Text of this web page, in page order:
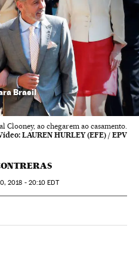
Brasil
Clooney, ao chegarem ao casamento.
LAUREN HURLEY (EFE) / EPV
2018 - 20:10 EDT
Sociales